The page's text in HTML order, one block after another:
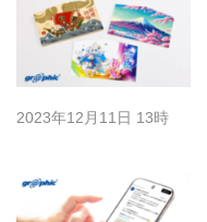
2023年12月11日 13時